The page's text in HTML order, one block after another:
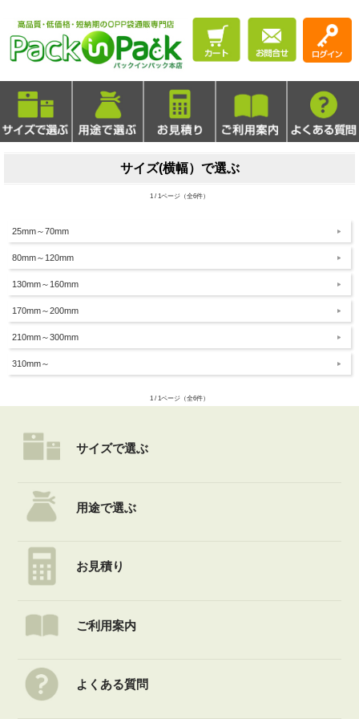
サイズ(横幅）で選ぶ
1 / 1ページ（全6件）
25mm～70mm
80mm～120mm
130mm～160mm
170mm～200mm
210mm～300mm
310mm～
1 / 1ページ（全6件）
サイズで選ぶ
用途で選ぶ
お見積り
ご利用案内
よくある質問